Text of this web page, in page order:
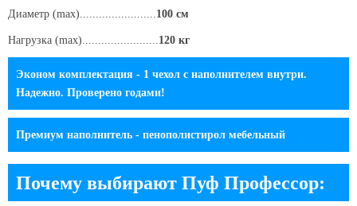
Диаметр (max)........................ 100 см
Нагрузка (max)........................ 120 кг
Эконом комплектация - 1 чехол с наполнителем внутри.
Надежно. Проверено годами!
Премиум наполнитель - пенополистирол мебельный
Почему выбирают Пуф Профессор: